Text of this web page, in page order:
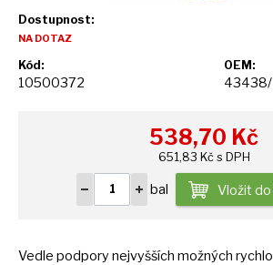
Dostupnost:
NA DOTAZ
Kód:
10500372
OEM:
43438/
538,70 Kč
651,83 Kč s DPH
bal Vložit
Vedle podpory nejvyšších možných